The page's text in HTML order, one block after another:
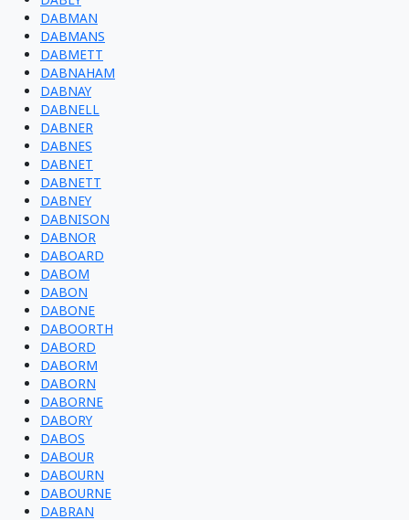
DABMAN
DABMANS
DABMETT
DABNAHAM
DABNAY
DABNELL
DABNER
DABNES
DABNET
DABNETT
DABNEY
DABNISON
DABNOR
DABOARD
DABOM
DABON
DABONE
DABOORTH
DABORD
DABORM
DABORN
DABORNE
DABORY
DABOS
DABOUR
DABOURN
DABOURNE
DABRAN